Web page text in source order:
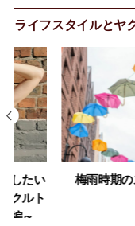
ライフスタイルとヤ
い
ト
梅雨時期のスキ